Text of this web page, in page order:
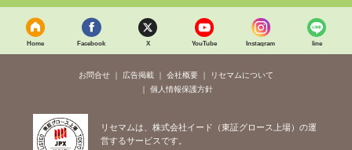
Home Facebook X YouTube Instagram line
お問合せ 広告掲載 会社概要
リセマムについて
個人情報保護方針
リセマムは、株式会社イード（東証グロース上場）の運
営するサービスです。